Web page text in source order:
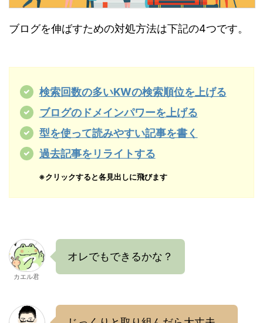
ブログを伸ばすための対処方法は下記の4つです。
検索回数の多いKWの検索順位を上げる
ブログのドメインパワーを上げる
型を使って読みやすい記事を書く
過去記事をリライトする
※クリックすると各見出しに飛びます
カエル君
オレでもできるかな？